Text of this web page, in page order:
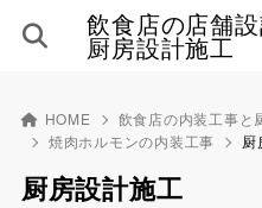
飲食店の店舗
厨房設計施工
HOME
飲食店の内装工事と
焼肉ホルモンの内装工事
厨
厨房設計施工